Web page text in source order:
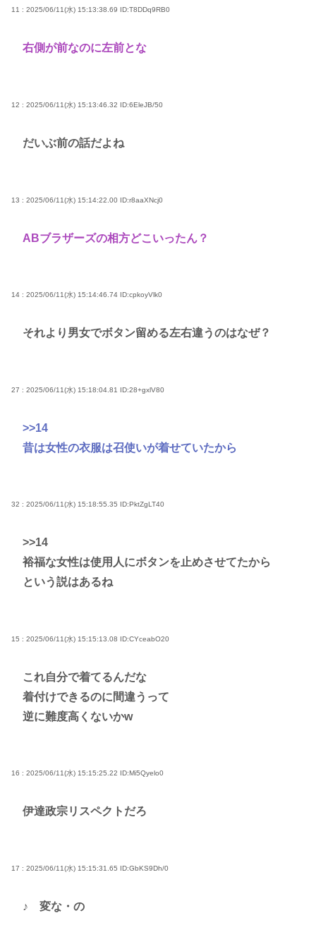
11 : 2025/06/11(水) 15:13:38.69 ID:T8DDq9RB0
右側が前なのに左前とな
12 : 2025/06/11(水) 15:13:46.32 ID:6EleJB/50
だいぶ前の話だよね
13 : 2025/06/11(水) 15:14:22.00 ID:r8aaXNcj0
ABブラザーズの相方どこいったん？
14 : 2025/06/11(水) 15:14:46.74 ID:cpkoyVlk0
それより男女でボタン留める左右違うのはなぜ？
27 : 2025/06/11(水) 15:18:04.81 ID:28+gxlV80
>>14
昔は女性の衣服は召使いが着せていたから
32 : 2025/06/11(水) 15:18:55.35 ID:PktZgLT40
>>14
裕福な女性は使用人にボタンを止めさせてたから
という説はあるね
15 : 2025/06/11(水) 15:15:13.08 ID:CYceabO20
これ自分で着てるんだな
着付けできるのに間違うって
逆に難度高くないかw
16 : 2025/06/11(水) 15:15:25.22 ID:Mi5Qyelo0
伊達政宗リスペクトだろ
17 : 2025/06/11(水) 15:15:31.65 ID:GbKS9Dh/0
♪ 変な・の